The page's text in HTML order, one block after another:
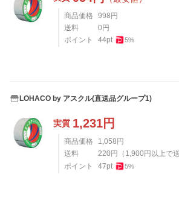
商品価格 998 円
送料
0 円
ポイント
44pt 5%
LOHACO by アスクル(直送品グループ1)
実質 1,231円
商品価格 1,058 円
送料
220 円 （ 1,900 円以上で
ポイント
47pt 5%